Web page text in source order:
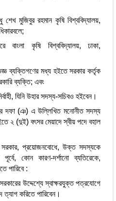
শেখ মুজিবুর রহমান কৃষি বিশ্ববিদ্যালয়,
বাংলা কৃষি বিশ্ববিদ্যালয়, ঢাকা,
ব্যক্তিগণের মধ্য হইতে সরকার কর্তৃক
ব্যক্তি; এবং
যিনি উহার সদস্য-সচিবও হইবেন।
দফা (ঞ) এ উল্লিখিত মনোনীত সদস্য
২ (দুই) বৎসর মেয়াদে স্বীয় পদে বহাল
সরকার, প্রয়োজনবোধে, উক্ত সদস্যকে
কোন কারণ-দর্শানো ব্যতিরেকে,
পারিবে :
উদ্দেশ্যে স্বাক্ষরযুক্ত পত্রযোগে
করিতে পারিবেন।